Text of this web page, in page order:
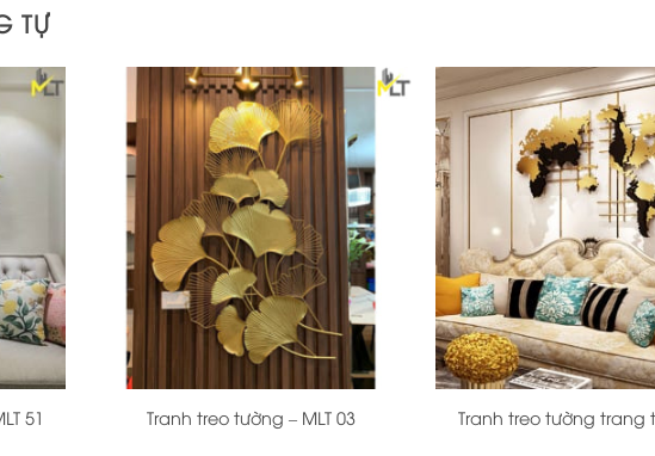
TỰ
51 Tranh treo tường – MLT 03
+
Tranh treo tường trang